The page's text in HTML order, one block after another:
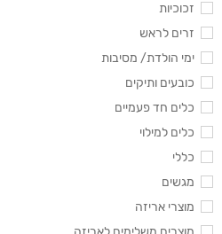
זכוכיות
זרים לראש
ימי הולדת/ מסיבות
כובעים ותיקים
כלים חד פעמיים
כלים למילוי
כללי
מגשים
מוצרי אריזה